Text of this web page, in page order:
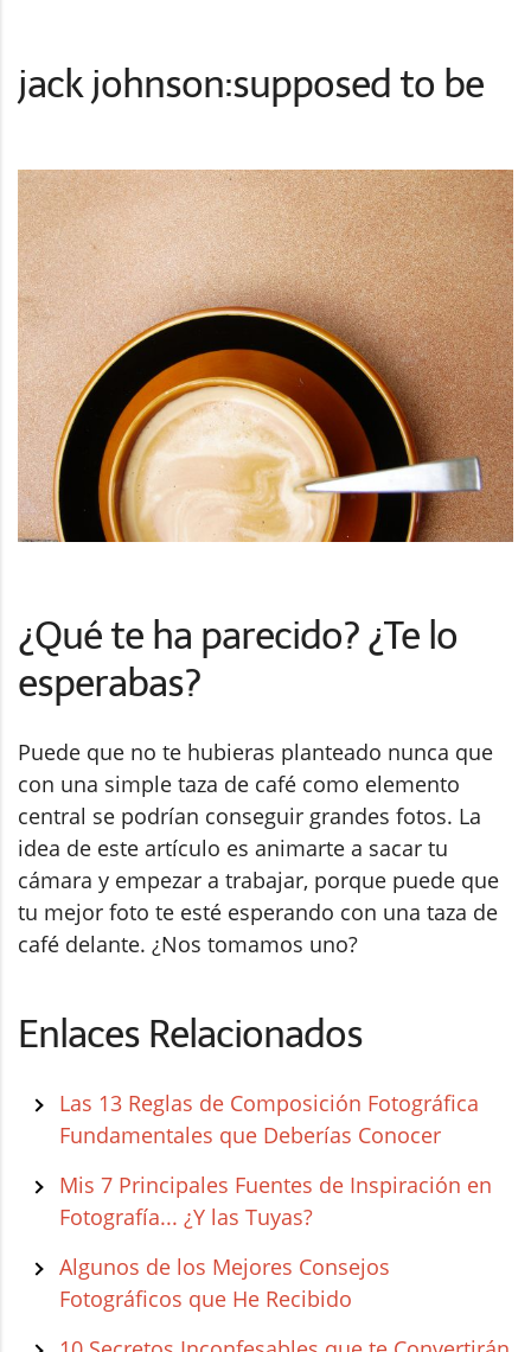
jack johnson:supposed to be
¿Qué te ha parecido? ¿Te lo
esperabas?
Puede que no te hubieras planteado nunca que
con una simple taza de café como elemento
central se podrían conseguir grandes fotos. La
idea de este artículo es animarte a sacar tu
cámara y empezar a trabajar, porque puede que
tu mejor foto te esté esperando con una taza de
café delante. ¿Nos tomamos uno?
Enlaces Relacionados
Las 13 Reglas de Composición Fotográfica
Fundamentales que Deberías Conocer
Mis 7 Principales Fuentes de Inspiración en
Fotografía... ¿Y las Tuyas?
Algunos de los Mejores Consejos
Fotográficos que He Recibido